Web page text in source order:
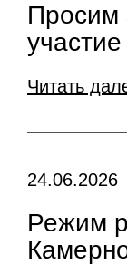
Просим
Читать
24.06.2026
Режим